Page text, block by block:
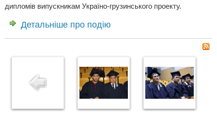
дипломів випускникам Україно-грузинського проекту.
Детальніше про подію